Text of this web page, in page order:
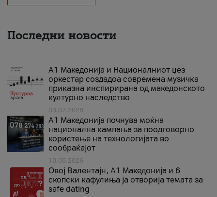
Последни новости
А1 Македонија и Националниот џез
оркестар создадоа современа музичка
приказна инспирирана од македонското
културно наследство
03.07.2026
A1 Македонија почнува моќна
национална кампања за поодговорно
користење на технологијата во
сообраќајот
18.05.2026
Овој Валентајн, A1 Македонија и 6
скопски кафулиња ја отворија темата за
safe dating